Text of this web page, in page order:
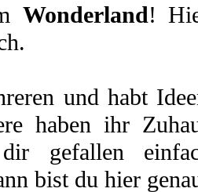
Wonderland!
und habt
haben ihr
gefallen
bist du hier